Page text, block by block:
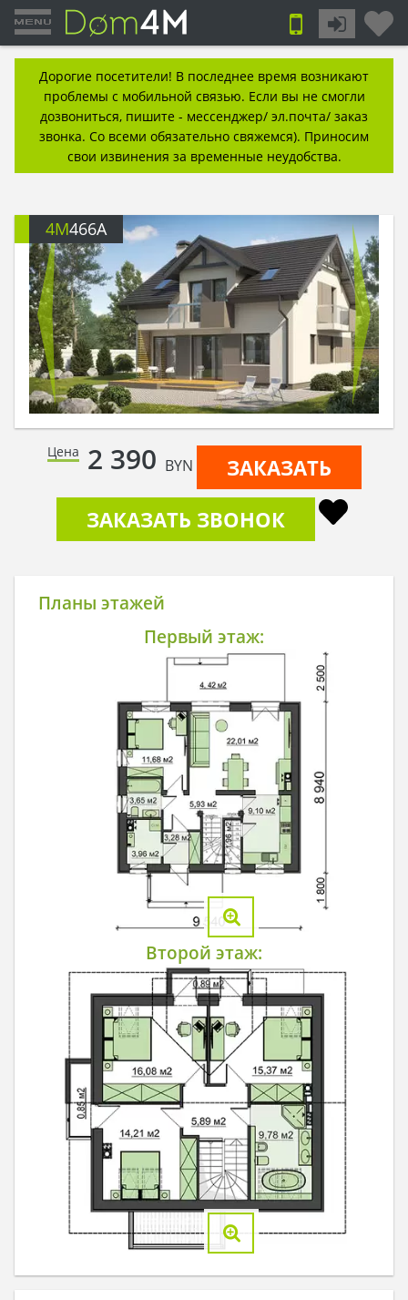
Дорогие посетители! В последнее время возникают
проблемы с мобильной связью. Если вы не смогли
дозвониться, пишите - мессенджер/ эл.почта/ заказ
звонка. Со всеми обязательно свяжемся). Приносим
свои извинения за временные неудобства.
4M466A
Цена 2 390 BYN
ЗАКАЗАТЬ
ЗАКАЗАТЬ ЗВОНОК
Планы этажей
Первый этаж:
Второй этаж: